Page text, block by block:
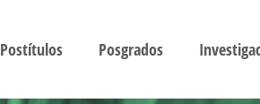
Postítulos Posgrados